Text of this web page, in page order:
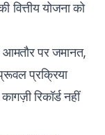
योजना को
पर जमानत,
प्रक्रिया
रिकॉर्ड नहीं